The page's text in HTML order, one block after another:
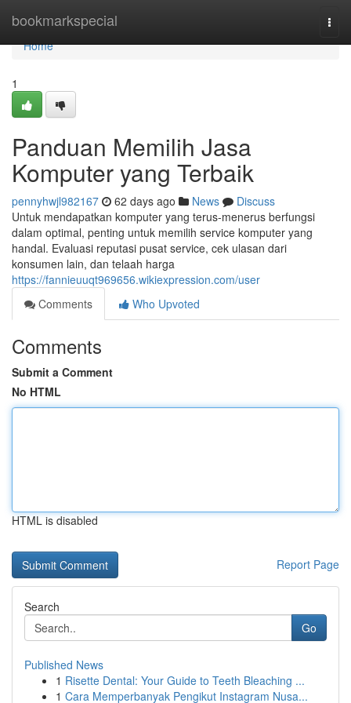
bookmarkspecial
Home
Home
1
Panduan Memilih Jasa
Komputer yang Terbaik
pennyhwjl982167 62 days ago News
Discuss
Untuk mendapatkan komputer yang terus-menerus berfungsi
dalam optimal, penting untuk memilih service komputer yang
handal. Evaluasi reputasi pusat service, cek ulasan dari
konsumen lain, dan telaah harga
https://fannieuuqt969656.wikiexpression.com/user
Comments
Who Upvoted
Comments
Submit a Comment
No HTML
HTML is disabled
Report Page
Search
Go
Published News
1 Risette Dental: Your Guide to Teeth Bleaching ...
1 Cara Memperbanyak Pengikut Instagram Nusa...